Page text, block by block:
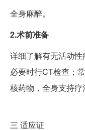
全身麻醉。
2.术前准备
详细了解有无活动性
必要时行CT检查；
核药物，全身支持疗
三 适应证